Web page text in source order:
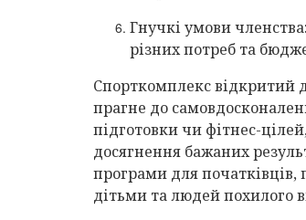
Гнучкі умови
різних потреб та
Спорткомплекс відкритий
прагне до
підготовки чи фітнес-
досягнення бажаних
програми для початківців,
дітьми та людей похилого